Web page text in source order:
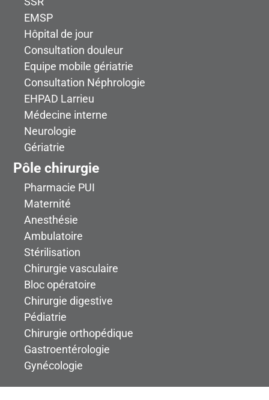
EMSP
Hôpital de jour
Consultation douleur
Equipe mobile gériatrie
Consultation Néphrologie
EHPAD Larrieu
Médecine interne
Neurologie
Gériatrie
Pôle chirurgie
Pharmacie PUI
Maternité
Anesthésie
Ambulatoire
Stérilisation
Chirurgie vasculaire
Bloc opératoire
Chirurgie digestive
Pédiatrie
Chirurgie orthopédique
Gastroentérologie
Gynécologie